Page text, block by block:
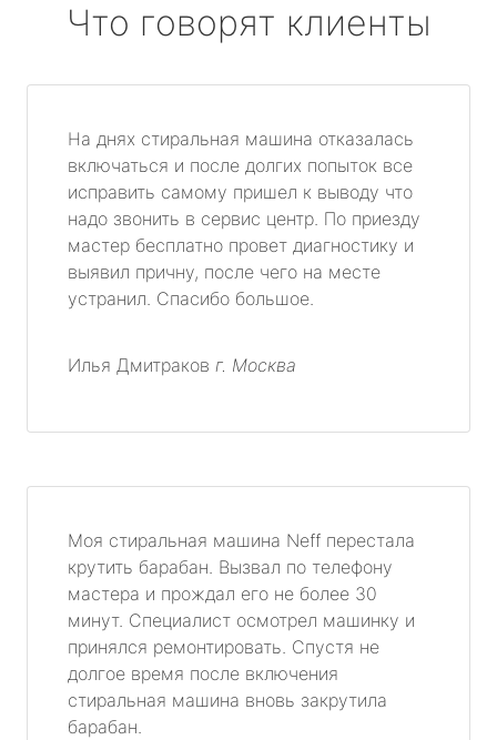
Что говорят клиенты
На днях стиральная машина отказалась
включаться и после долгих попыток все
исправить самому пришел к выводу что
надо звонить в сервис центр. По приезду
мастер бесплатно провет диагностику и
выявил причну, после чего на месте
устранил. Спасибо большое.
Илья Дмитраков г. Москва
Моя стиральная машина Neff перестала
крутить барабан. Вызвал по телефону
мастера и прождал его не более 30
минут. Специалист осмотрел машинку и
принялся ремонтировать. Спустя не
долгое время после включения
стиральная машина вновь закрутила
барабан.